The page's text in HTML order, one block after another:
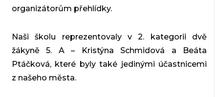
organizátorům přehlídky.
Naši školu reprezentovaly v 2. kategorii dvě
žákyně 5. A – Kristýna Schmidová a Beáta
Ptáčková, které byly také jedinými účastnicemi
z našeho města.